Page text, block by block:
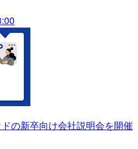
の新卒向け会社説明会を開催